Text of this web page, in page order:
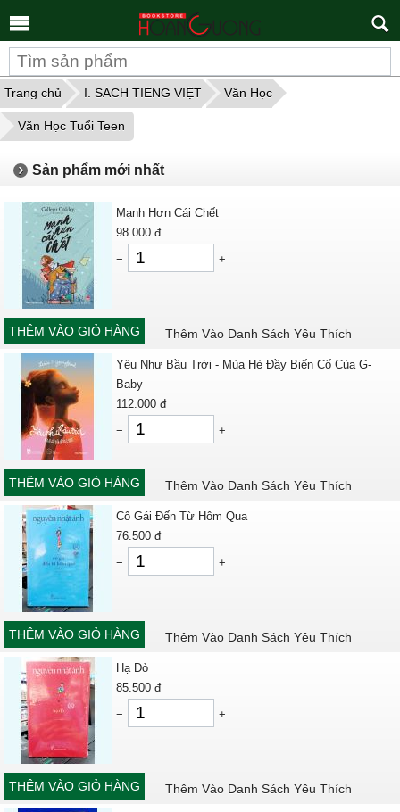
Trang chủ I. SÁCH TIẾNG VIỆT Văn Học
Văn Học Tuổi Teen
Sản phẩm mới nhất
Mạnh Hơn Cái Chết
98.000 đ
−
+
THÊM VÀO GIỎ HÀNG Thêm Vào Danh Sách Yêu Thích
Yêu Như Bầu Trời - Mùa Hè Đầy Biến Cố Của G-
Baby
112.000 đ
−
+
THÊM VÀO GIỎ HÀNG Thêm Vào Danh Sách Yêu Thích
Cô Gái Đến Từ Hôm Qua
76.500 đ
−
+
THÊM VÀO GIỎ HÀNG Thêm Vào Danh Sách Yêu Thích
Hạ Đỏ
85.500 đ
−
+
THÊM VÀO GIỎ HÀNG Thêm Vào Danh Sách Yêu Thích